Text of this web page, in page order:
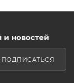
и новостей
ПОДПИСАТЬСЯ